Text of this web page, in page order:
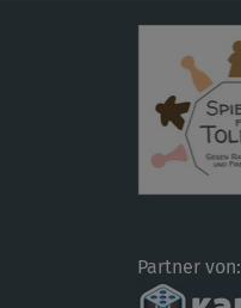
Partner von: